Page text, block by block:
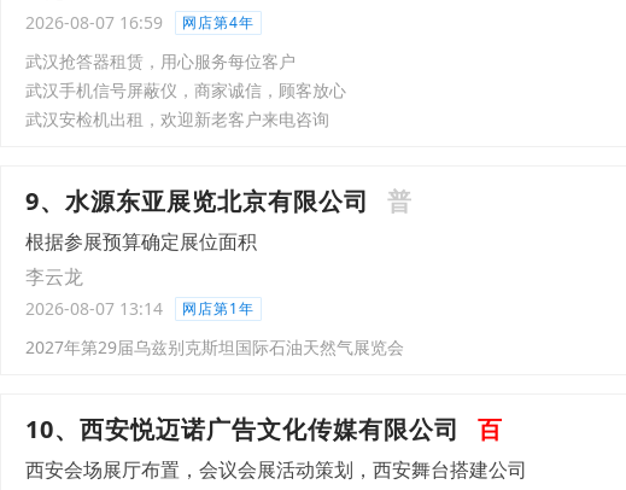
2026-08-07 16:59 网店第4年
武汉抢答器租赁，用心服务每位客户
武汉手机信号屏蔽仪，商家诚信，顾客放心
武汉安检机出租，欢迎新老客户来电咨询
9、水源东亚展览北京有限公司 普
根据参展预算确定展位面积
李云龙
2026-08-07 13:14 网店第1年
2027年第29届乌兹别克斯坦国际石油天然气展览会
10、西安悦迈诺广告文化传媒有限公司 百
西安会场展厅布置，会议会展活动策划，西安舞台搭建公司